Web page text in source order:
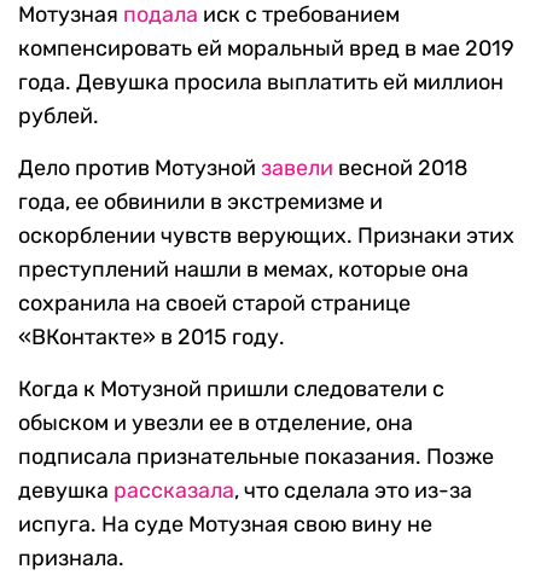
Мотузная подала иск с требованием
компенсировать ей моральный вред в мае 2019
года. Девушка просила выплатить ей миллион
рублей.
Дело против Мотузной завели весной 2018
года, ее обвинили в экстремизме и
оскорблении чувств верующих. Признаки этих
преступлений нашли в мемах, которые она
сохранила на своей старой странице
«ВКонтакте» в 2015 году.
Когда к Мотузной пришли следователи с
обыском и увезли ее в отделение, она
подписала признательные показания. Позже
девушка рассказала, что сделала это из-за
испуга. На суде Мотузная свою вину не
признала.